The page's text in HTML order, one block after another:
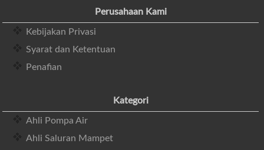
Perusahaan Kami
Kebijakan Privasi
Syarat dan Ketentuan
Penafian
Kategori
Ahli Pompa Air
Ahli Saluran Mampet